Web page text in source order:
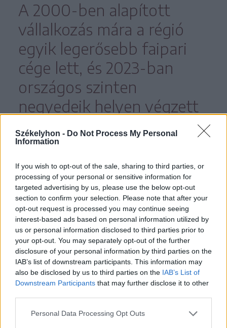
Székelyhon - Do Not Process My Personal
Information
If you wish to opt-out of the sale, sharing to third parties, or
processing of your personal or sensitive information for
targeted advertising by us, please use the below opt-out
section to confirm your selection. Please note that after your
opt-out request is processed you may continue seeing
interest-based ads based on personal information utilized by
us or personal information disclosed to third parties prior to
your opt-out. You may separately opt-out of the further
disclosure of your personal information by third parties on the
IAB’s list of downstream participants. This information may
also be disclosed by us to third parties on the IAB’s List of
Downstream Participants that may further disclose it to other
Personal Data Processing Opt Outs
A 2000-ben alapított
vállalkozás mára a régió
egyik legerősebb faipari
cége lett, és 2023-ban
országos szinten
negyedeik helyen végzett
az ágazatában.
többségük helybéli, és mint a
beszédben kiemelték, legtöbben már
évek, évtizedek óta dolgoznak a
társaságnál. A cég stabilitást és
biztonságot teremtett a közösségben,
vezetői emberközpontú szemléletet
képviselnek. „A Benati nem csupán
vállalkozás, hanem egy közösséget, egy
mentalitást, egy értékrendet képvisel”
– hangzott el.